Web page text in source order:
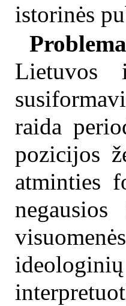
istorinės
Lietuvos
raida
pozicijos
atminties